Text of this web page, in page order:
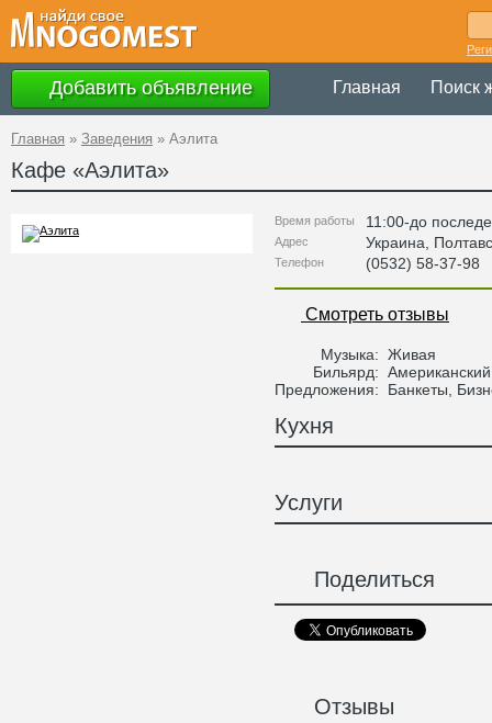
Добавить объявление Главная Поиск
Главная » Заведения » Аэлита
Кафе «Аэлита»
Время работы 11:00-до
Адрес Украина
Телефон (0532) 58-37-98
Смотреть отзывы
Музыка: Живая
Бильярд: Американский
Предложения:
Банкеты,
Кухня
Услуги
Поделиться
Отзывы